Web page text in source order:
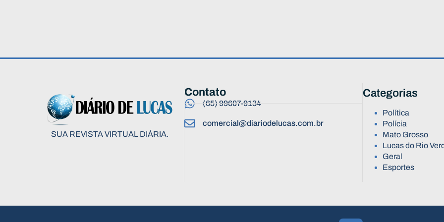
SUA REVISTA VIRTUAL DIÁRIA.
Contato
(65) 99607-9134
comercial@diariodelucas.com.br
Categorias
Política
Polícia
Mato Grosso
Lucas do Rio
Geral
Esportes